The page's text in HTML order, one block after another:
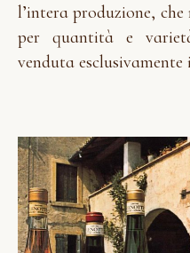
l’intera produzione,
per quantità e
venduta